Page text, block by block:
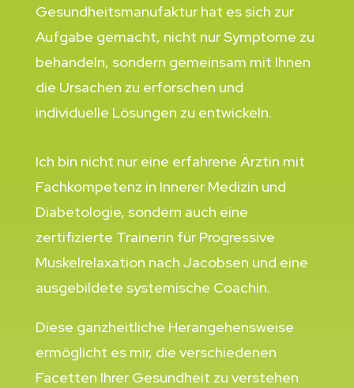
Gesundheitsmanufaktur hat es sich zur
Aufgabe gemacht, nicht nur Symptome zu
behandeln, sondern gemeinsam mit Ihnen
die Ursachen zu erforschen und
individuelle Lösungen zu entwickeln.
Ich bin nicht nur eine erfahrene Ärztin mit
Fachkompetenz in Innerer Medizin und
Diabetologie, sondern auch eine
zertifizierte Trainerin für Progressive
Muskelrelaxation nach Jacobsen und eine
ausgebildete systemische Coachin.
Diese ganzheitliche Herangehensweise
ermöglicht es mir, die verschiedenen
Facetten Ihrer Gesundheit zu verstehen